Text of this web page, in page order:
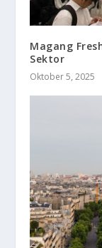
Magang
Sektor
Oktober 5, 2025